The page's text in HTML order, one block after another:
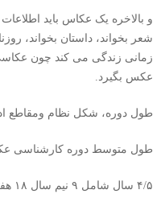
و بالاخره یک عکاس باید
شعر بخواند، داستان بخواند،
زمانی زندگی می کند چون
عکس بگیرد.
طول دوره، شكل نظام ومقاطع
طول متوسط دوره کارشناسی
۴/۵